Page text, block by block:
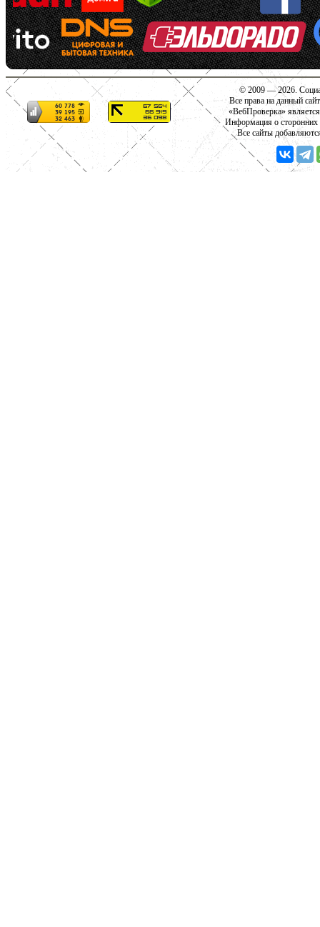
© 2009 — 2026.
Все права на данный
«ВебПроверка»
Информация о сторонних
Все сайты